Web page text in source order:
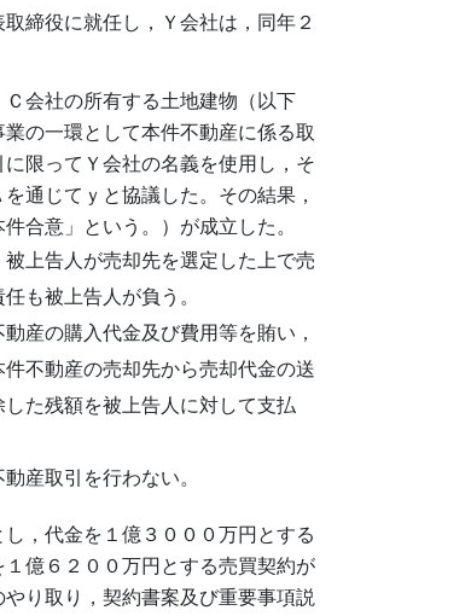
締役に就任し，Ｙ会社は，同年２
会社の所有する土地建物（以下
の一環として本件不動産に係る取
限ってＹ会社の名義を使用し，そ
通じてｙと協議した。その結果，
合意」という。）が成立した。
上告人が売却先を選定した上で売
被上告人が負う。
産の購入代金及び費用等を賄い，
不動産の売却先から売却代金の送
た残額を被上告人に対して支払
産取引を行わない。
，代金を１億３０００万円とする
億６２００万円とする売買契約が
り取り，契約書案及び重要事項説